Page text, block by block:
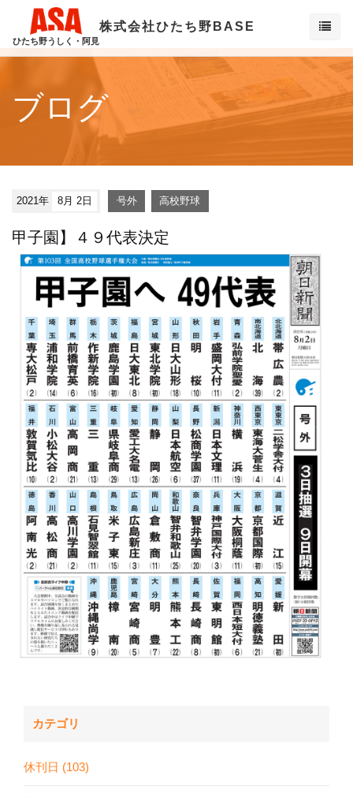
ひたち野うしく・阿見
株式会社ひたち野BASE
ブログ
2021年 8月 2日 号外 高校野球
甲子園】４９代表決定
カテゴリ
休刊日 (103)